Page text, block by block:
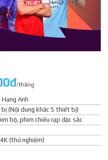
/tháng
Anh
(Nội dung khác 5 thiết bị)
bộ, phim chiếu rạp đặc sắc
(thử nghiệm)